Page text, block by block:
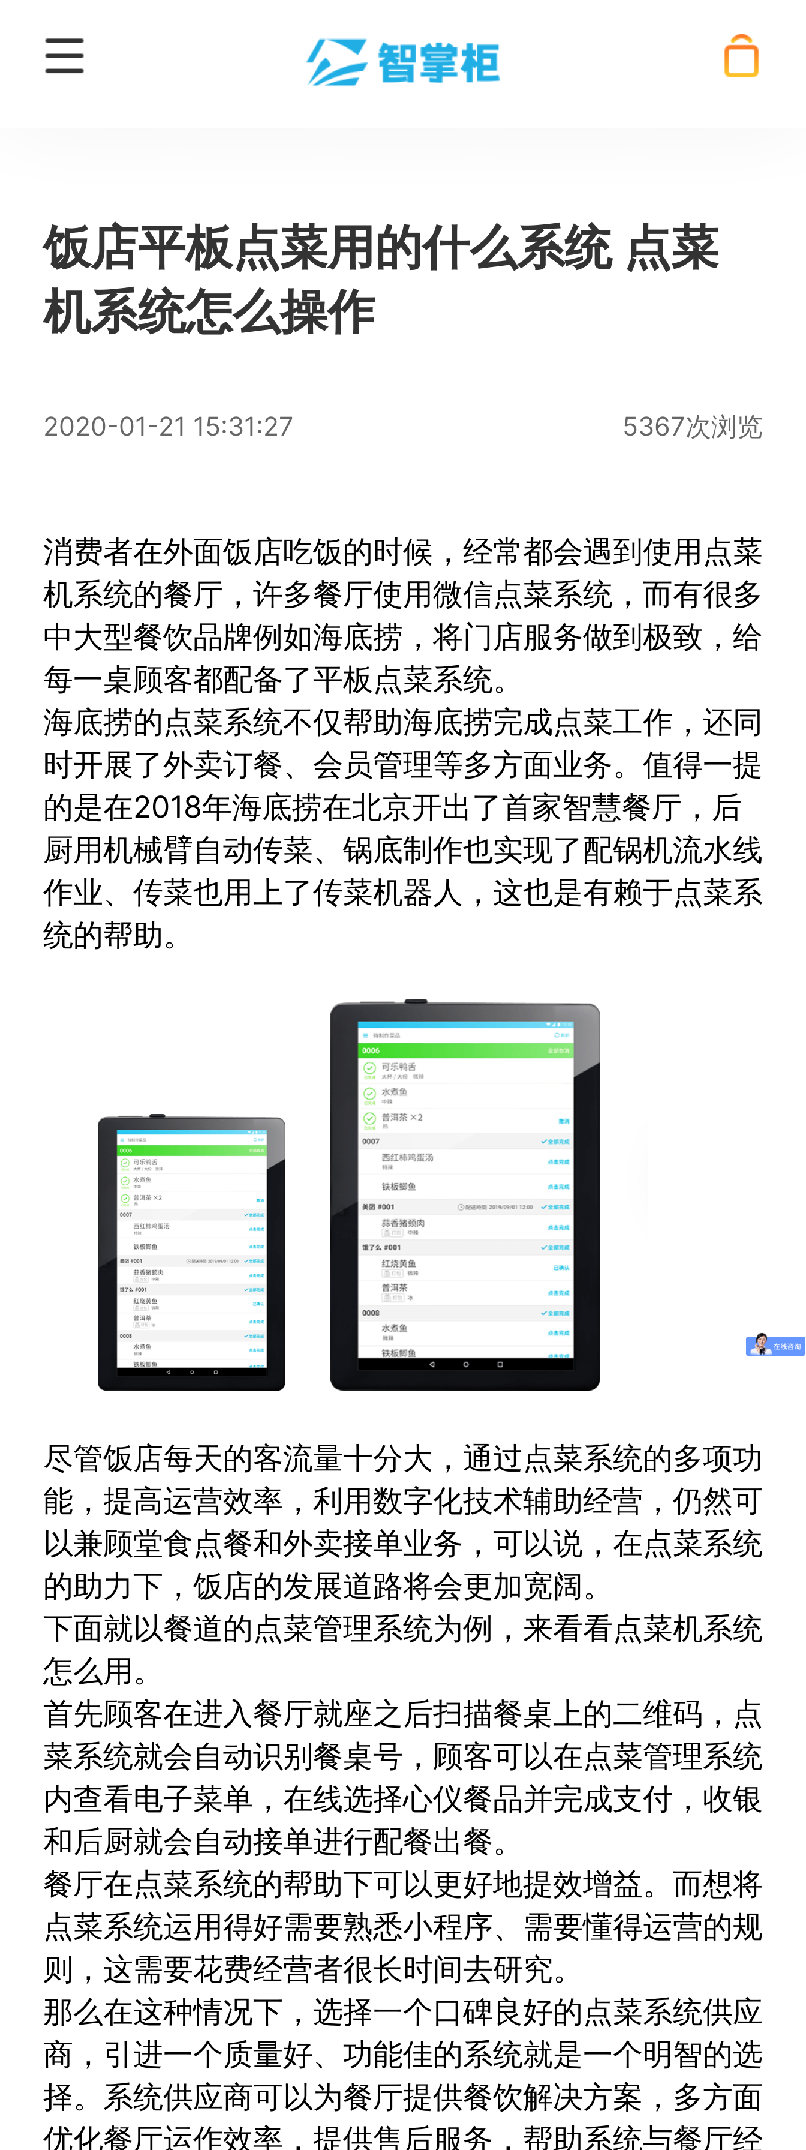
饭店平板点菜用的什么系统 点菜
机系统怎么操作
2020-01-21 15:31:27 5367次浏览
消费者在外面饭店吃饭的时候，经常都会遇到使用点菜
机系统的餐厅，许多餐厅使用微信点菜系统，而有很多
中大型餐饮品牌例如海底捞，将门店服务做到极致，给
每一桌顾客都配备了平板点菜系统。
海底捞的点菜系统不仅帮助海底捞完成点菜工作，还同
时开展了外卖订餐、会员管理等多方面业务。值得一提
的是在2018年海底捞在北京开出了首家智慧餐厅，后
厨用机械臂自动传菜、锅底制作也实现了配锅机流水线
作业、传菜也用上了传菜机器人，这也是有赖于点菜系
统的帮助。
尽管饭店每天的客流量十分大，通过点菜系统的多项功
能，提高运营效率，利用数字化技术辅助经营，仍然可
以兼顾堂食点餐和外卖接单业务，可以说，在点菜系统
的助力下，饭店的发展道路将会更加宽阔。
下面就以餐道的点菜管理系统为例，来看看点菜机系统
怎么用。
首先顾客在进入餐厅就座之后扫描餐桌上的二维码，点
菜系统就会自动识别餐桌号，顾客可以在点菜管理系统
内查看电子菜单，在线选择心仪餐品并完成支付，收银
和后厨就会自动接单进行配餐出餐。
餐厅在点菜系统的帮助下可以更好地提效增益。而想将
点菜系统运用得好需要熟悉小程序、需要懂得运营的规
则，这需要花费经营者很长时间去研究。
那么在这种情况下，选择一个口碑良好的点菜系统供应
商，引进一个质量好、功能佳的系统就是一个明智的选
择。系统供应商可以为餐厅提供餐饮解决方案，多方面
优化餐厅运作效率，提供售后服务，帮助系统与餐厅经